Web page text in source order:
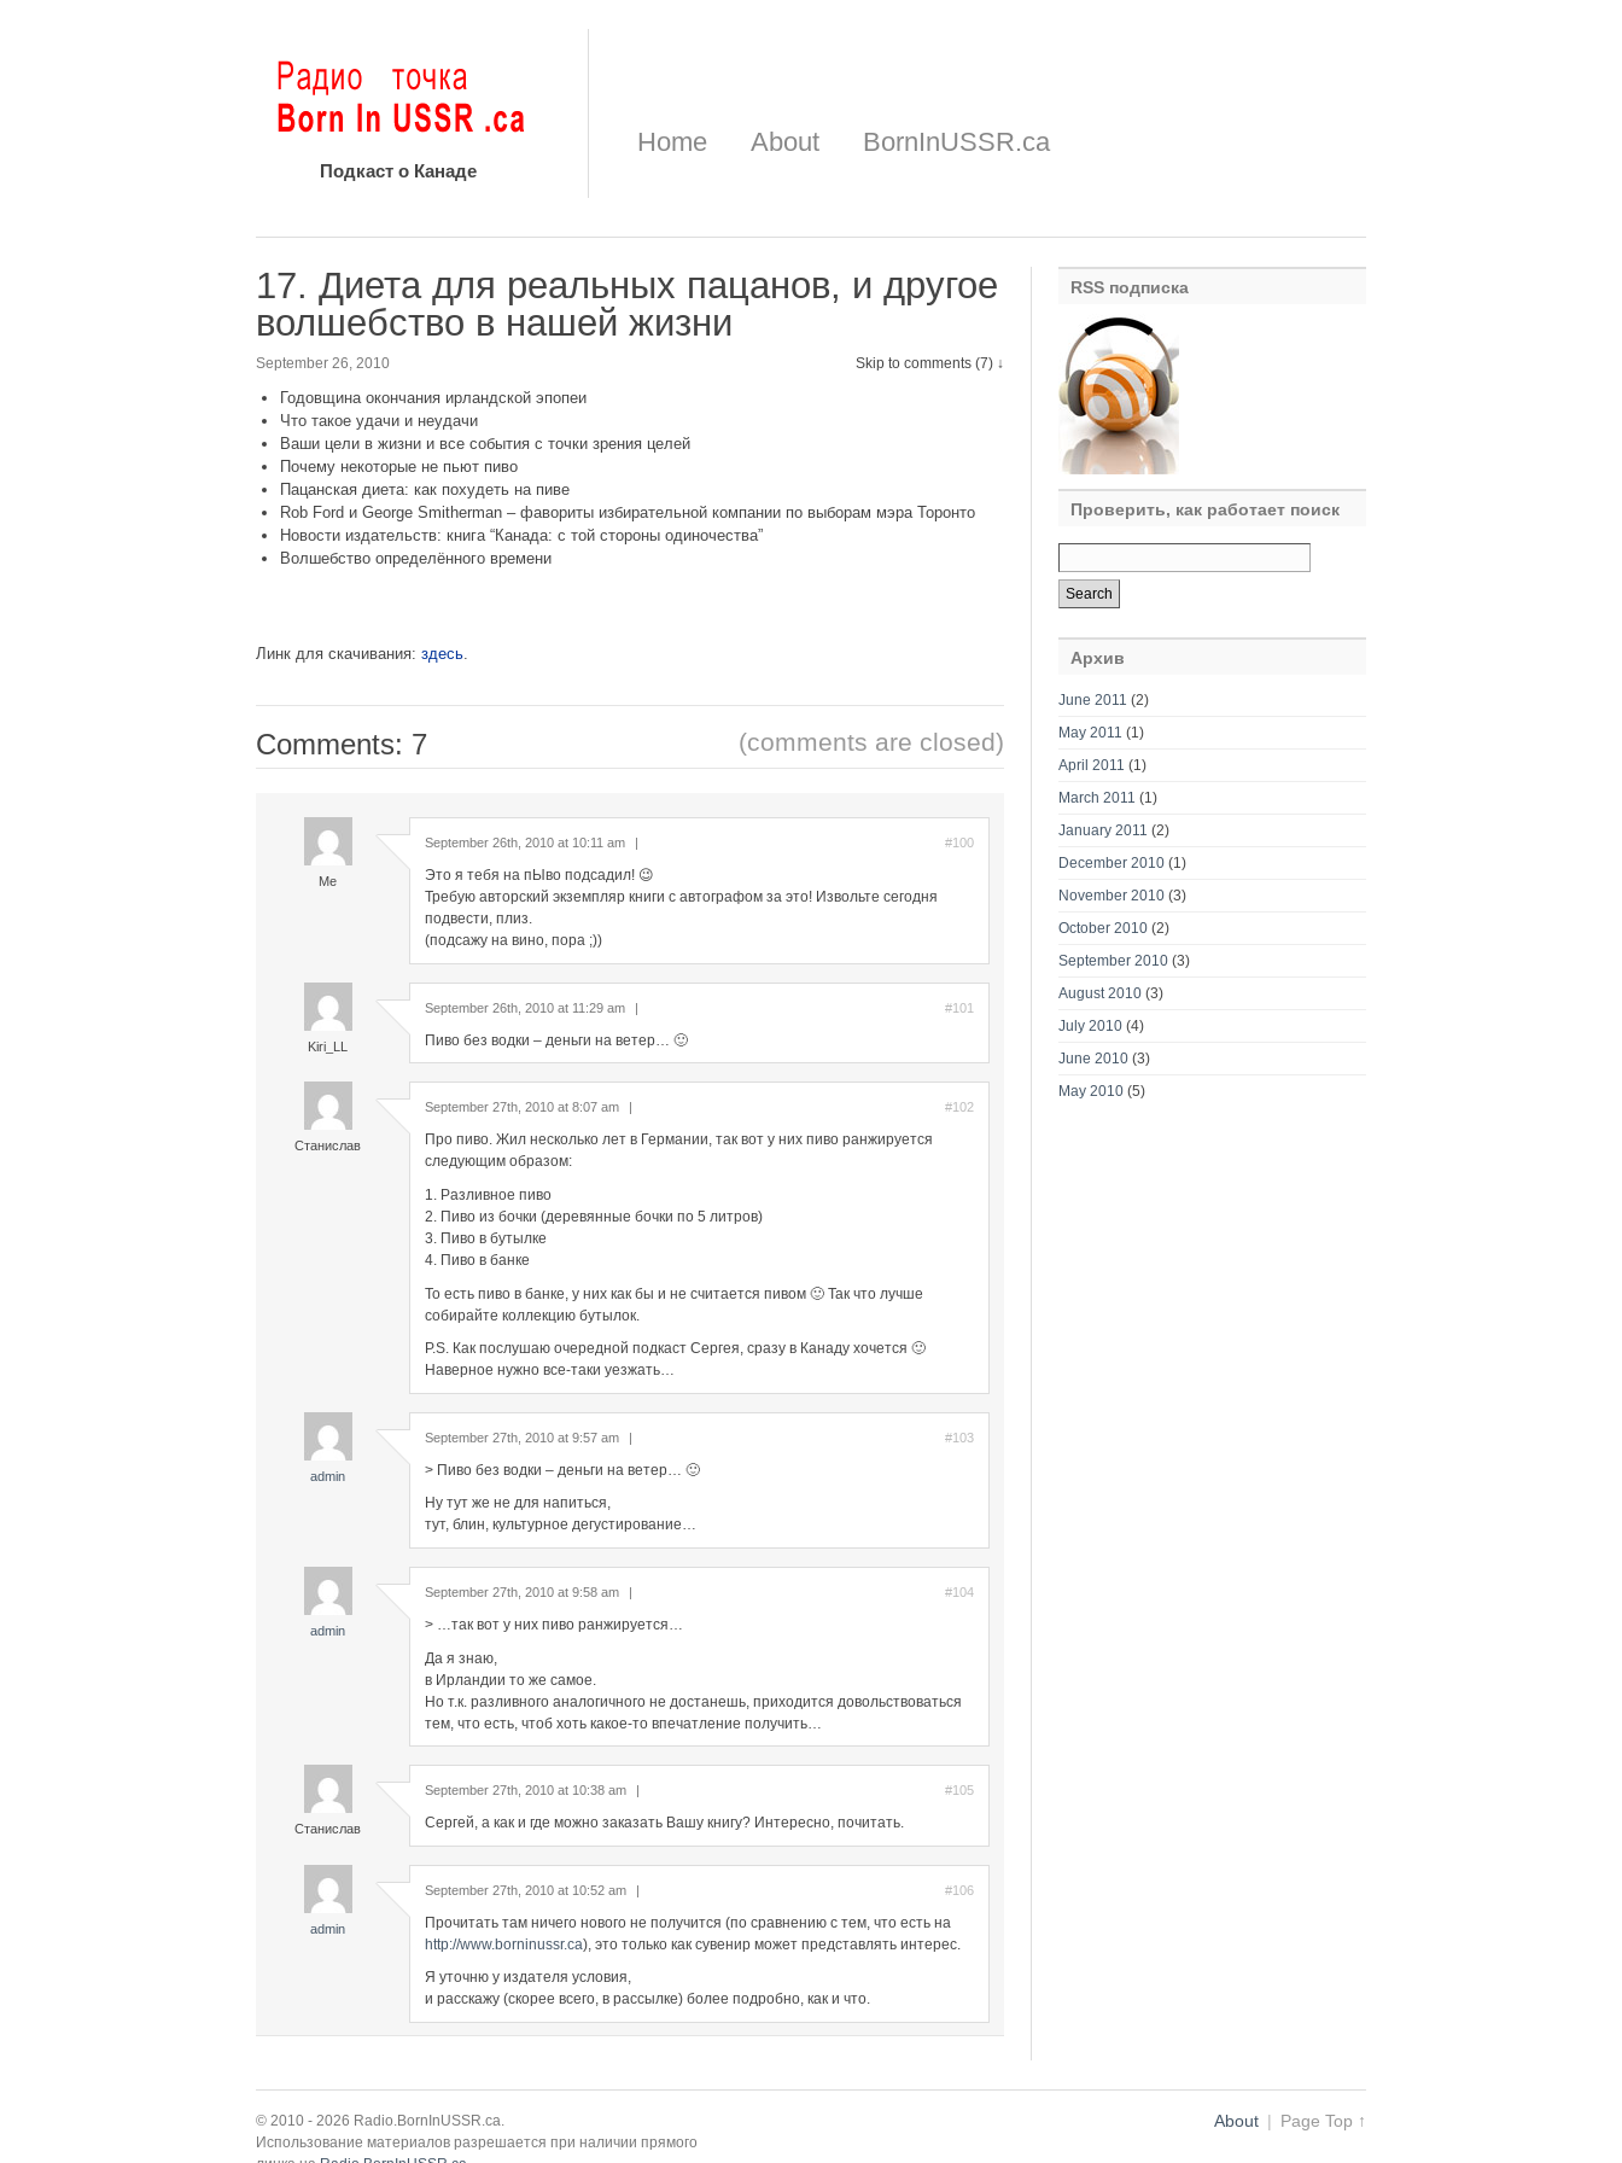
Подкаст о Канаде
Home About BornInUSSR.ca
17. Диета для реальных пацанов, и другое
волшебство в нашей жизни
September 26, 2010 Skip to comments (7) ↓
Годовщина окончания ирландской эпопеи
Что такое удачи и неудачи
Ваши цели в жизни и все события с точки зрения целей
Почему некоторые не пьют пиво
Пацанская диета: как похудеть на пиве
Rob Ford и George Smitherman – фавориты избирательной компании по выборам мэра Торонто
Новости издательств: книга “Канада: с той стороны одиночества”
Волшебство определённого времени
Линк для скачивания: здесь
Comments: 7 (comments are closed)
Me
September 26th, 2010 at 10:11 am #100
Это я тебя на пЫво подсадил! 😉
Требую авторский экземпляр книги с автографом за это! Извольте сегодня
подвести, плиз.
(подсажу на вино, пора ;))
Kiri_LL
September 26th, 2010 at 11:29 am | #101
Пиво без водки – деньги на ветер… 🙂
Станислав
September 27th, 2010 at 8:07 am #102
Про пиво. Жил несколько лет в Германии, так вот у них пиво ранжируется
следующим образом:
1. Разливное пиво
2. Пиво из бочки (деревянные бочки по 5 литров)
3. Пиво в бутылке
4. Пиво в банке
То есть пиво в банке, у них как бы и не считается пивом 🙂 Так что лучше
собирайте коллекцию бутылок.
P.S. Как послушаю очередной подкаст Сергея, сразу в Канаду хочется 🙂
Наверное нужно все-таки уезжать…
admin
September 27th, 2010 at 9:57 am | #103
> Пиво без водки – деньги на ветер… 🙂
Ну тут же не для напиться,
тут, блин, культурное дегустирование…
admin
September 27th, 2010 at 9:58 am | #104
> …так вот у них пиво ранжируется…
Да я знаю,
в Ирландии то же самое.
Но т.к. разливного аналогичного не достанешь, приходится довольствоваться
тем, что есть, чтоб хоть какое-то впечатление получить…
Станислав
September 27th, 2010 at 10:38 am | #105
Сергей, а как и где можно заказать Вашу книгу? Интересно, почитать.
admin
September 27th, 2010 at 10:52 am | #106
Прочитать там ничего нового не получится (по сравнению с тем, что есть на
http://www.borninussr.ca), это только как сувенир может представлять интерес.
Я уточню у издателя условия,
и расскажу (скорее всего, в рассылке) более подробно, как и что.
RSS подписка
Проверить, как работает поиск
Архив
June 2011 (2)
May 2011 (1)
April 2011 (1)
March 2011 (1)
January 2011 (2)
December 2010 (1)
November 2010 (3)
October 2010 (2)
September 2010 (3)
August 2010 (3)
July 2010 (4)
June 2010 (3)
May 2010 (5)
© 2010 - 2026 Radio.BornInUSSR.ca.
Использование материалов разрешается при наличии прямого
About Page Top ↑